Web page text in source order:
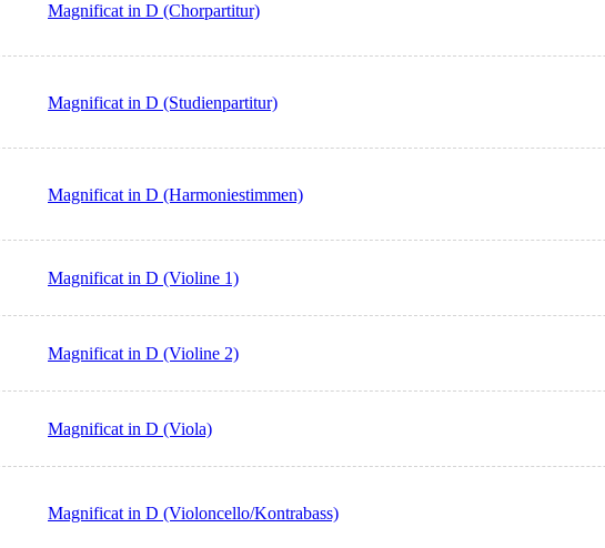
Magnificat in D (Chorpartitur)
Magnificat in D (Studienpartitur)
Magnificat in D (Harmoniestimmen)
Magnificat in D (Violine 1)
Magnificat in D (Violine 2)
Magnificat in D (Viola)
Magnificat in D (Violoncello/Kontrabass)